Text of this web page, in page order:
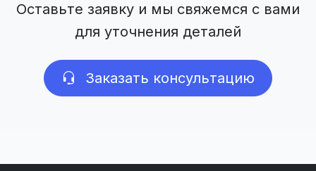
Оставьте заявку и мы свяжемся с вами
для уточнения деталей
Заказать консультацию